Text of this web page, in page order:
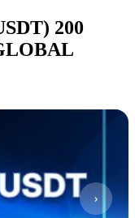
200